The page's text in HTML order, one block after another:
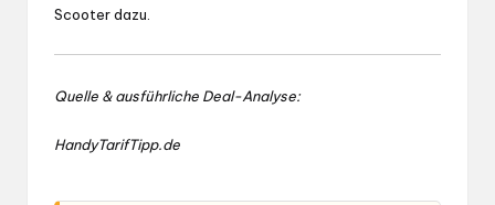
Scooter dazu.
Quelle & ausführliche Deal-Analyse:
HandyTarifTipp.de